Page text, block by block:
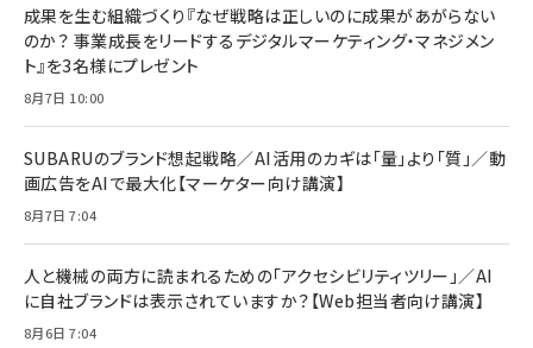
￥1,100
anan(アンアン)2026/07/08号 No.2502[2026
￥880
ママ投資家が育休中に１億貯めた株式投資
組織の成果を最大化する ルールのデザイン
￥1,980
すい ガイド枠付き いPhone17 (6.3インチ) 対応
2枚セット DSP25F1698
￥1,599
￥6,980
全ワイヤレスイヤホン/アクティブノイズキャンセリ
技術基準適合】ブラック
￥5,990
￥5,000
Anker PowerLine III Flow USB-C & USB-C
Pro/Air 各種対応 (1.8m ミッドナイトブラック)
￥1,890
サッポロ 生ビール 黒ラベル 350ml 缶 24本 ビー
ル ケース買い【6/30応募〆切! 黒ラベルビヤセラー
成果を生む組織づくり『なぜ戦略は正しいのに成果があがらない
のか？ 事業成長をリードするデジタルマーケティング・マネジメン
ト』を3名様にプレゼント
8月7日 10:00
SUBARUのブランド想起戦略／AI活用のカギは「量」より「質」／動
画広告をAIで最大化【マーケター向け講演】
8月7日 7:04
人と機械の両方に読まれるための「アクセシビリティツリー」／AI
に自社ブランドは表示されていますか？【Web担当者向け講演】
8月6日 7:04